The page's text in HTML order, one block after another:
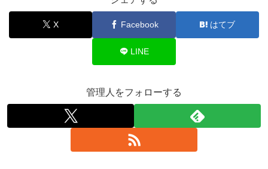
X Facebook はてブ
LINE
管理人をフォローする